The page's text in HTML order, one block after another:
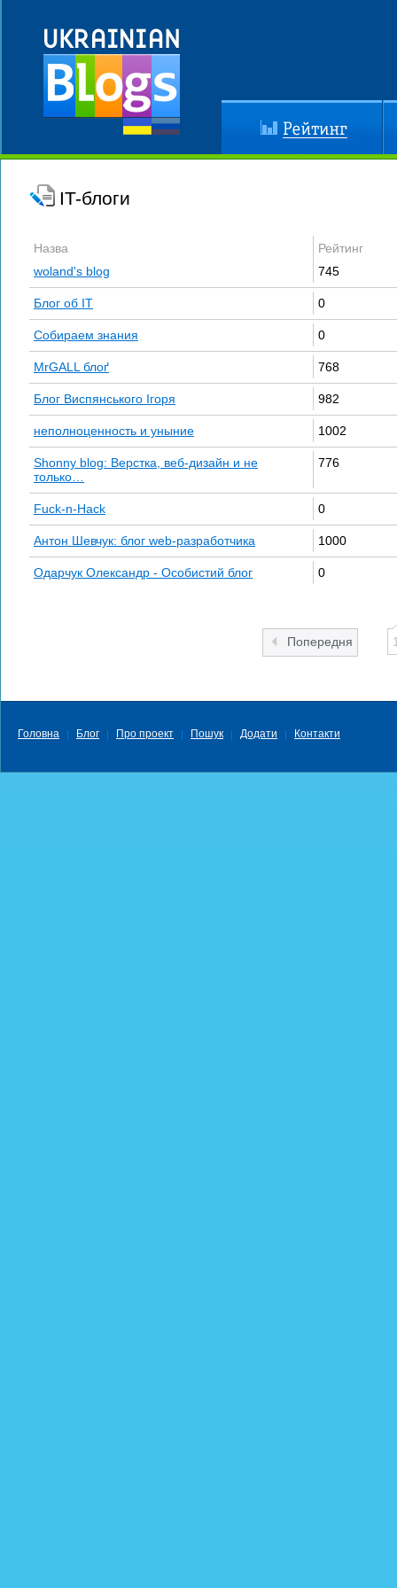
Рейтинг
IT-блоги
Назва
Рейтинг
woland's blog
745
Блог об IT 0
Собираем знания 0
MrGALL блоґ 768
Блог Виспянського Ігоря 982
неполноценность и уныние 1002
Shonny blog: Верстка, веб-дизайн и не
только…
776
Fuck-n-Hack 0
Антон Шевчук: блог web-разработчика 1000
Одарчук Олександр - Особистий блог 0
Попередня
Головна Блог Про проект Пошук Додати Контакти